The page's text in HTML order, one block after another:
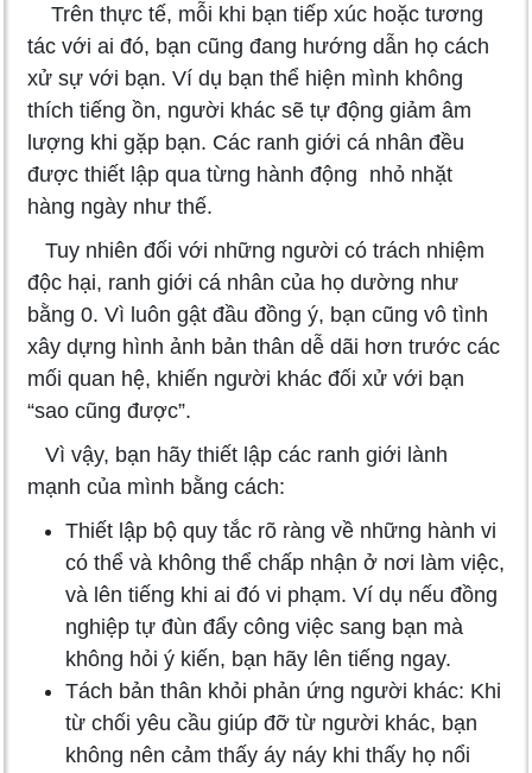
Trên thực tế, mỗi khi bạn tiếp xúc hoặc tương
tác với ai đó, bạn cũng đang hướng dẫn họ cách
xử sự với bạn. Ví dụ bạn thể hiện mình không
thích tiếng ồn, người khác sẽ tự động giảm âm
lượng khi gặp bạn. Các ranh giới cá nhân đều
được thiết lập qua từng hành động nhỏ nhặt
hàng ngày như thế.
Tuy nhiên đối với những người có trách nhiệm
độc hại, ranh giới cá nhân của họ dường như
bằng 0. Vì luôn gật đầu đồng ý, bạn cũng vô tình
xây dựng hình ảnh bản thân dễ dãi hơn trước các
mối quan hệ, khiến người khác đối xử với bạn
“sao cũng được”.
Vì vậy, bạn hãy thiết lập các ranh giới lành
mạnh của mình bằng cách:
Thiết lập bộ quy tắc rõ ràng về những hành vi
có thể và không thể chấp nhận ở nơi làm việc,
và lên tiếng khi ai đó vi phạm. Ví dụ nếu đồng
nghiệp tự đùn đẩy công việc sang bạn mà
không hỏi ý kiến, bạn hãy lên tiếng ngay.
Tách bản thân khỏi phản ứng người khác: Khi
từ chối yêu cầu giúp đỡ từ người khác, bạn
không nên cảm thấy áy náy khi thấy họ nổi